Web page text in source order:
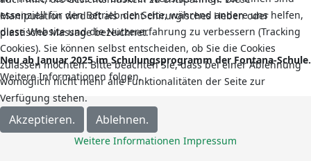
Manipulation wird oft als nicht-chirurgisches Heben oder
plastische Massage bezeichnet.
Neu ab Januar 2025 im Schulungsprogramm der Fontana-Schule.
Weitere Informationen folgen.
essenziell für den Betrieb der Seite, während andere uns helfen,
diese Website und die Nutzererfahrung zu verbessern (Tracking
Cookies). Sie können selbst entscheiden, ob Sie die Cookies
zulassen möchten. Bitte beachten Sie, dass bei einer Ablehnung
womöglich nicht mehr alle Funktionalitäten der Seite zur
Verfügung stehen.
Akzeptieren. Ablehnen.
Weitere Informationen Impressum